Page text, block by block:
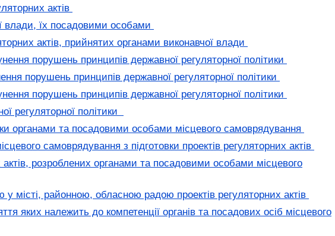
актів
влади, їх посадовими особами
актів, прийнятих органами виконавчої влади
порушень принципів державної регуляторної політики
порушень принципів державної регуляторної політики
порушень принципів державної регуляторної політики
регуляторної політики
органами та посадовими особами місцевого самоврядування
самоврядування з підготовки проектів регуляторних актів
актів, розроблених органами та посадовими особами місцевого
місті, районною, обласною радою проектів регуляторних актів
яких належить до компетенції органів та посадових осіб місцевого